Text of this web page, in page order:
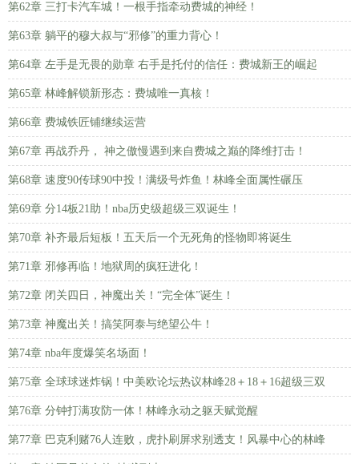
第62章 三打卡汽车城！一根手指牵动费城的神经！
第63章 躺平的穆大叔与“邪修”的重力背心！
第64章 左手是无畏的勋章 右手是托付的信任：费城新王的崛起
第65章 林峰解锁新形态：费城唯一真核！
第66章 费城铁匠铺继续运营
第67章 再战乔丹， 神之傲慢遇到来自费城之巅的降维打击！
第68章 速度90传球90中投！满级号炸鱼！林峰全面属性碾压
第69章 分14板21助！nba历史级超级三双诞生！
第70章 补齐最后短板！五天后一个无死角的怪物即将诞生
第71章 邪修再临！地狱周的疯狂进化！
第72章 闭关四日，神魔出关！“完全体”诞生！
第73章 神魔出关！搞笑阿泰与绝望公牛！
第74章 nba年度爆笑名场面！
第75章 全球球迷炸锅！中美欧论坛热议林峰28＋18＋16超级三双
第76章 分钟打满攻防一体！林峰永动之躯天赋觉醒
第77章 巴克利赌76人连败，虎扑刷屏求别透支！风暴中心的林峰